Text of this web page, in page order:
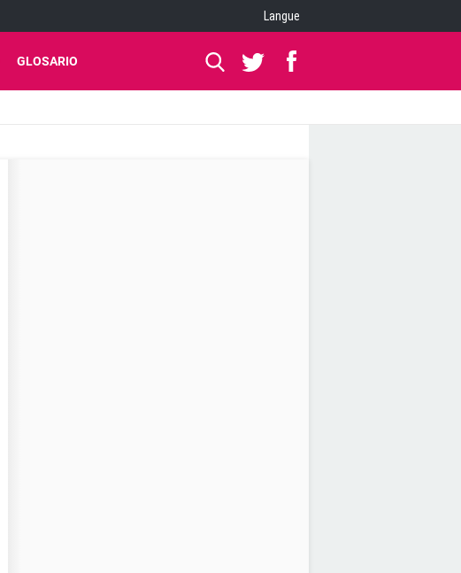
Langue
GLOSARIO